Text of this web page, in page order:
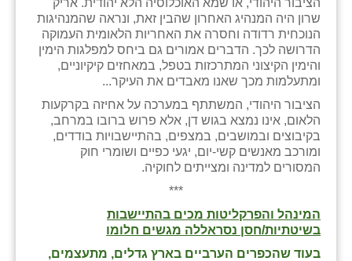
הציבור היהודי, או שמא האוכלוסיה הלא יהודית. אריק
שרון היה המנהיג האחרון שהבין זאת, ונראה שהמנהיגות
הנוכחית רדודה וחסרה את האחריות הלאומית העמוקה
הדרושה לכך. הדברים אמורים גם ביחס למפלגות הימין
והימין הקיצוני המתרכזות בטפל, במאחזים קיקיוניים,
ומתעלמות מכך שאנו מאבדים את העיקר...
הציבור היהודי, המשתתף במערכה על אחיזה בקרקעות
הלאום, אינו נמצא בגוש דן, אלא פרוש ברובו במרחב,
בקיבוצים ובמושבים, במצפים, בהתיישבויות בודדים,
ומורכב מאנשים קשי-יום, יגעי כפיים ושומרי חוק
המסורים למדינה ומצייתים לחוקיה.
***
המינהל והפרקליטות מכים בהתיישבות
בשיטתיות/חסן נסראללה מגשים חלומו
בעוד שהכפרים הערביים בארץ גדלים, מתעצמים,